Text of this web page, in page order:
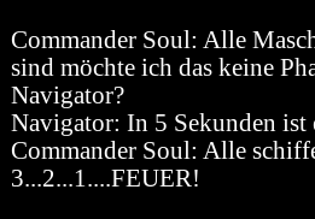
Commander Soul: Alle
sind möchte ich das keine
Navigator?
Navigator: In 5 Sekunden ist
Commander Soul: Alle
3...2...1....FEUER!